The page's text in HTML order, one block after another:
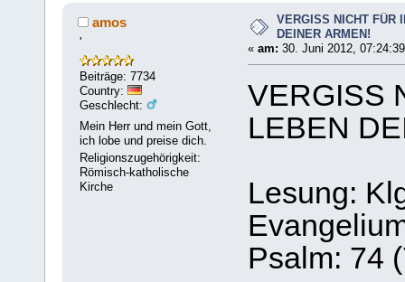
amos
'
Beiträge: 7734
Country:
Geschlecht:
Mein Herr und mein Gott,
ich lobe und preise dich.
Religionszugehörigkeit:
Römisch-katholische
Kirche
VERGISS NICHT FÜR
DEINER ARMEN!
« am: 30. Juni 2012,
VERGISS
LEBEN
Lesung:
Psalm: 74